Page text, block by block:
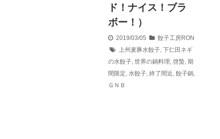
ド！ナイス！ブラ
ボー！）
2019/03/05
餃子工房RON
上州麦豚水餃子 下仁田ネギ
の水餃子 世界の鍋料理 啓蟄 期
間限定 水餃子 終了間近 餃子鍋
ＧＮＢ